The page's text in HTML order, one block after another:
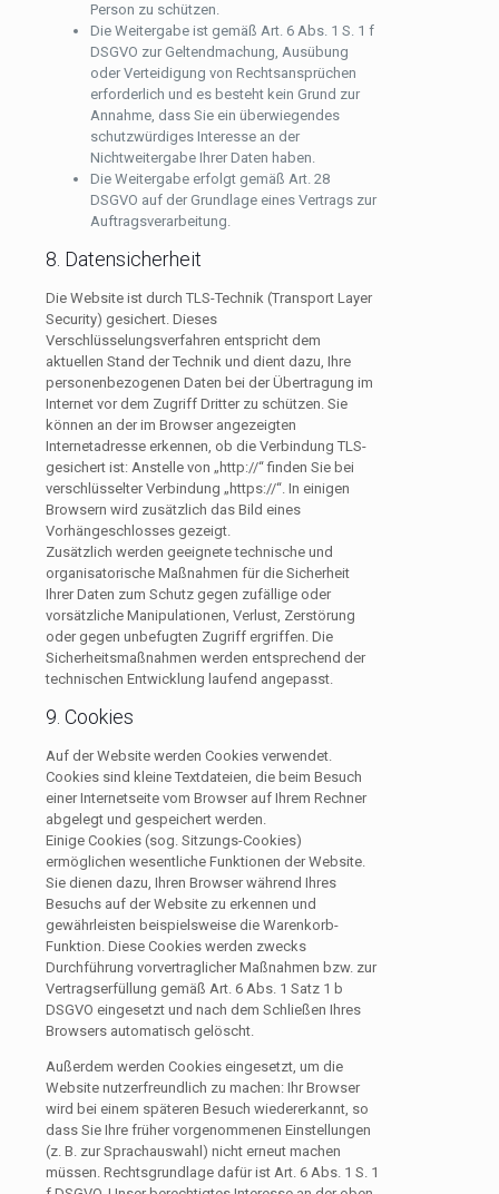
Person zu schützen.
Die Weitergabe ist gemäß Art. 6 Abs. 1 S. 1 f
DSGVO zur Geltendmachung, Ausübung
oder Verteidigung von Rechtsansprüchen
erforderlich und es besteht kein Grund zur
Annahme, dass Sie ein überwiegendes
schutzwürdiges Interesse an der
Nichtweitergabe Ihrer Daten haben.
Die Weitergabe erfolgt gemäß Art. 28
DSGVO auf der Grundlage eines Vertrags zur
Auftragsverarbeitung.
8. Datensicherheit
Die Website ist durch TLS-Technik (Transport Layer
Security) gesichert. Dieses
Verschlüsselungsverfahren entspricht dem
aktuellen Stand der Technik und dient dazu, Ihre
personenbezogenen Daten bei der Übertragung im
Internet vor dem Zugriff Dritter zu schützen. Sie
können an der im Browser angezeigten
Internetadresse erkennen, ob die Verbindung TLS-
gesichert ist: Anstelle von „http://“ finden Sie bei
verschlüsselter Verbindung „https://“. In einigen
Browsern wird zusätzlich das Bild eines
Vorhängeschlosses gezeigt.
Zusätzlich werden geeignete technische und
organisatorische Maßnahmen für die Sicherheit
Ihrer Daten zum Schutz gegen zufällige oder
vorsätzliche Manipulationen, Verlust, Zerstörung
oder gegen unbefugten Zugriff ergriffen. Die
Sicherheitsmaßnahmen werden entsprechend der
technischen Entwicklung laufend angepasst.
9. Cookies
Auf der Website werden Cookies verwendet.
Cookies sind kleine Textdateien, die beim Besuch
einer Internetseite vom Browser auf Ihrem Rechner
abgelegt und gespeichert werden.
Einige Cookies (sog. Sitzungs-Cookies)
ermöglichen wesentliche Funktionen der Website.
Sie dienen dazu, Ihren Browser während Ihres
Besuchs auf der Website zu erkennen und
gewährleisten beispielsweise die Warenkorb-
Funktion. Diese Cookies werden zwecks
Durchführung vorvertraglicher Maßnahmen bzw. zur
Vertragserfüllung gemäß Art. 6 Abs. 1 Satz 1 b
DSGVO eingesetzt und nach dem Schließen Ihres
Browsers automatisch gelöscht.
Außerdem werden Cookies eingesetzt, um die
Website nutzerfreundlich zu machen: Ihr Browser
wird bei einem späteren Besuch wiedererkannt, so
dass Sie Ihre früher vorgenommenen Einstellungen
(z. B. zur Sprachauswahl) nicht erneut machen
müssen. Rechtsgrundlage dafür ist Art. 6 Abs. 1 S. 1